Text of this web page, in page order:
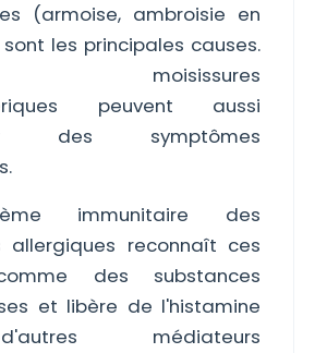
(armoise, ambroisie en
les principales causes.
moisissures
peuvent aussi
des symptômes
immunitaire des
allergiques reconnaît ces
des substances
et libère de l'histamine
médiateurs